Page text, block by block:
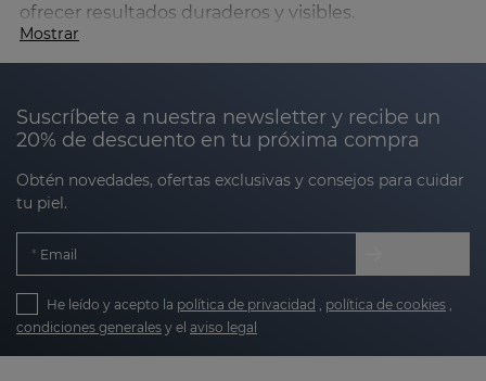
ofrecer resultados duraderos y visibles.
¿Qué son los exosomas?
compuestas por una bicapa lipídica, que se forman
en el interior de las células y se liberan al medio
externo con el fin de transportar materiales y
mejorar la comunicación entre células. Los
incluyen diferentes moléculas como ácidos
nucleicos, lípidos o proteínas que se entregarán a
células específicas para poder llevar a cabo dicha
comunicación que permitirá, por ejemplo, mejorar
la regeneración de la piel.
Mostrar
Suscríbete a nuestra newsletter y recibe un
20% de descuento en tu próxima compra
Obtén novedades, ofertas exclusivas y consejos para cuidar
tu piel.
Email
He leído y acepto la política de privacidad política de cookies
condiciones generales y el aviso legal